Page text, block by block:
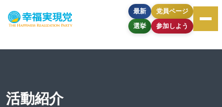
最新
選挙
党員ページ
参加しよう
活動紹介